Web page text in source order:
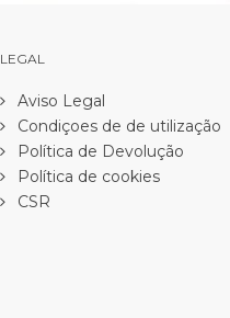
LEGAL
Aviso Legal
Condiçoes de de utilização
Política de Devolução
Política de cookies
CSR